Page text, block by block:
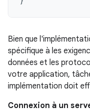
Bien que
spécifique à les
données et les
votre application,
implémentation doit
Connexion à un